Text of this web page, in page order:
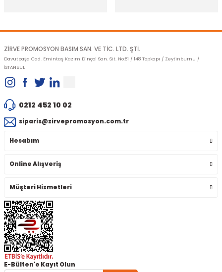
ZİRVE PROMOSYON BASIM SAN. VE TİC. LTD. ŞTİ.
Davutpaşa Cad. Emintaş Kazım Dinçol San. Sit. No:81 / 148 Topkapı / Zeytinburnu /
İSTANBUL
0212 452 10 02
siparis@zirvepromosyon.com.tr
Hesabım
Online Alışveriş
Müşteri Hizmetleri
E-Bülten'e Kayıt Olun